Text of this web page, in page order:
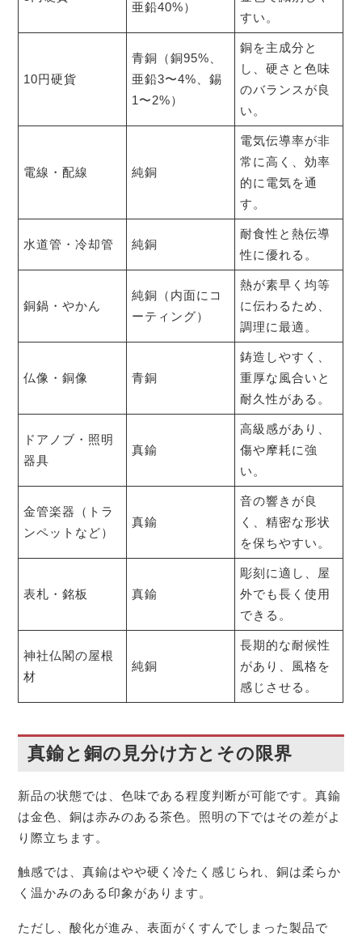
亜鉛40%）
すい。
10円硬貨
青銅（銅95%、
亜鉛3〜4%、錫
1〜2%）
銅を主成分と
し、硬さと色味
のバランスが良
い。
電線・配線 純銅
電気伝導率が非
常に高く、効率
的に電気を通
す。
水道管・冷却管 純銅
耐食性と熱伝導
性に優れる。
銅鍋・やかん
純銅（内面にコ
ーティング）
熱が素早く均等
に伝わるため、
調理に最適。
仏像・銅像 青銅
鋳造しやすく、
重厚な風合いと
耐久性がある。
ドアノブ・照明
器具
真鍮
高級感があり、
傷や摩耗に強
い。
金管楽器（トラ
ンペットなど）
真鍮
音の響きが良
く、精密な形状
を保ちやすい。
表札・銘板 真鍮
彫刻に適し、屋
外でも長く使用
できる。
神社仏閣の屋根
材
純銅
長期的な耐候性
があり、風格を
感じさせる。
真鍮と銅の見分け方とその限界
新品の状態では、色味である程度判断が可能です。真鍮
は金色、銅は赤みのある茶色。照明の下ではその差がよ
り際立ちます。
触感では、真鍮はやや硬く冷たく感じられ、銅は柔らか
く温かみのある印象があります。
ただし、酸化が進み、表面がくすんでしまった製品で